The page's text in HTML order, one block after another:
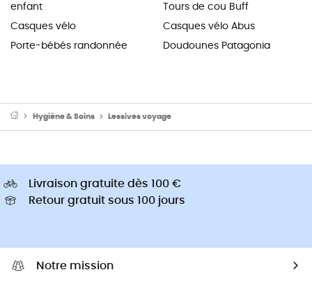
enfant
Casques vélo
Porte-bébés randonnée
Tours de cou Buff
Casques vélo Abus
Doudounes Patagonia
Hygiène & Soins Lessives voyage
Livraison gratuite dès 100 €
Retour gratuit sous 100 jours
Notre mission